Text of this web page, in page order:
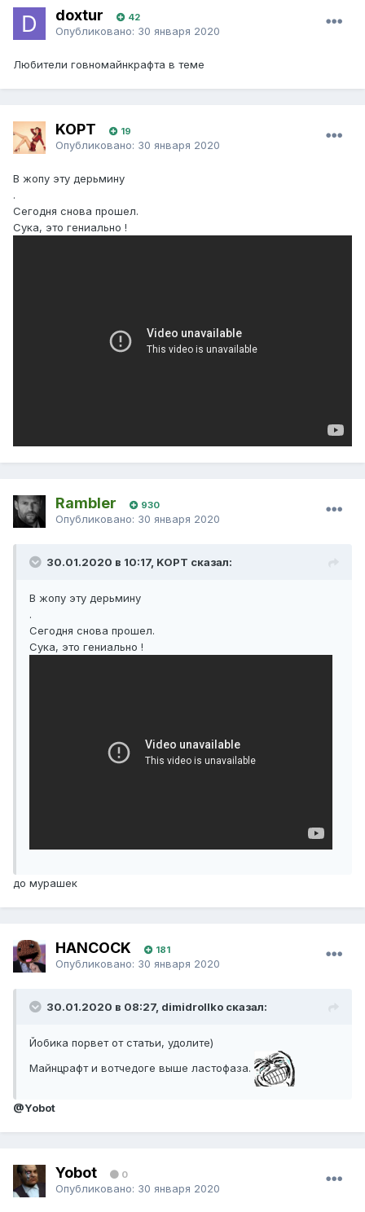
doxtur 42
Опубликовано: 30 января 2020
Любители говномайнкрафта в теме
KOPT 19
Опубликовано: 30 января 2020
В жопу эту дерьмину
.
Сегодня снова прошел.
Сука, это гениально !
Rambler 930
Опубликовано: 30 января 2020
30.01.2020 в 10:17, KOPT сказал:
В жопу эту дерьмину
.
Сегодня снова прошел.
Сука, это гениально !
до мурашек
HANCOCK 181
Опубликовано: 30 января 2020
30.01.2020 в 08:27, dimidrollko сказал:
Йобика порвет от статьи, удолите)
Майнцрафт и вотчедоге выше ластофаза.
@Yobot
Yobot 0
Опубликовано: 30 января 2020